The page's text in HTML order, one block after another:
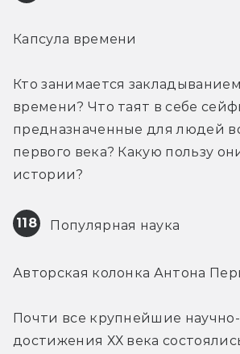
Капсула времени
Кто занимается
времени? Что таят в себе
предназначенные для людей
первого века? Какую пользу
истории?
118 Популярная наука
Авторская колонка Антона
Почти все крупнейшие
достижения ХХ века